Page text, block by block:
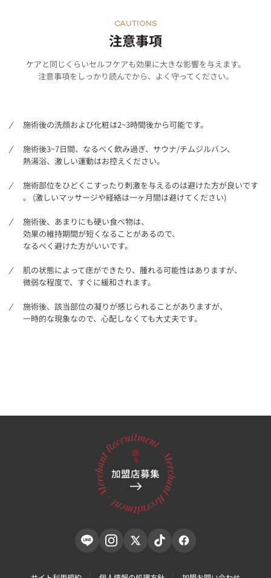
注意事項
CAUTIONS
ケアと同じくらいセルフケアも効果に大きな影響を与えます。
注意事項をしっかり読んでから、よく守ってください。
施術後の洗顔および化粧は2~3時間後から可能です。
施術後3~7日間、なるべく飲み過ぎ、サウナ/チムジルバン、
熱湯浴、激しい運動はお控えください。
施術部位をひどくこすったり刺激を与えるのは避けた方が良いです
。 (激しいマッサージや経絡は一ヶ月間は避けてください)
施術後、あまりにも硬い食べ物は、
効果の維持期間が短くなることがあるので、
なるべく避けた方がいいです。
肌の状態によって痣ができたり、腫れる可能性はありますが、
微弱な程度で、すぐに緩和されます。
施術後、該当部位の凝りが感じられることがありますが、
一時的な現象なので、心配しなくても大丈夫です。
加盟店募集